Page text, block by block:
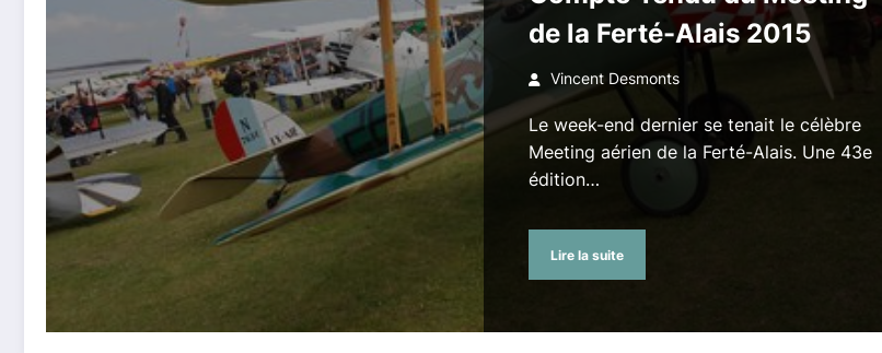
de la Ferté-Alais 2015
Vincent Desmonts
Le week-end dernier se tenait le célèbre
Meeting aérien de la Ferté-Alais. Une 43e
édition…
Lire la suite